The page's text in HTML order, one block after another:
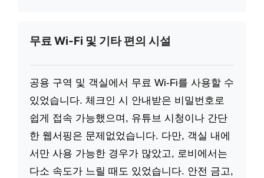
무료 Wi-Fi 및 기타 편의 시설
공용 구역 및 객실에서 무료 Wi-Fi를 사용할 수
있었습니다. 체크인 시 안내받은 비밀번호로
쉽게 접속 가능했으며, 유튜브 시청이나 간단
한 웹서핑은 문제없었습니다. 다만, 객실 내에
서만 사용 가능한 경우가 많았고, 로비에서는
다소 속도가 느릴 때도 있었습니다. 안전 금고,